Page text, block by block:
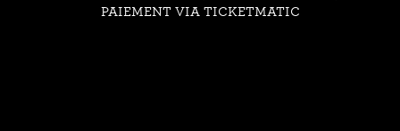
PAIEMENT VIA TICKETMATIC